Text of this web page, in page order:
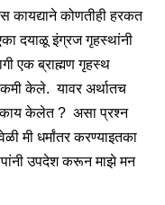
कायद्याने कोणतीही हरकत
दयाळू इंग्रज गृहस्थांनी
एक ब्राह्मण गृहस्थ
कमी केले. यावर अर्थातच
काय केलेत ? असा प्रश्न
मी धर्मांतर करण्याइतका
उपदेश करून माझे मन